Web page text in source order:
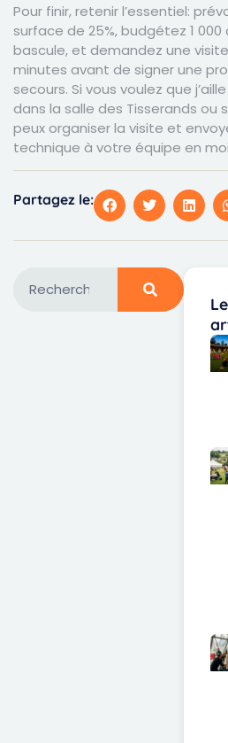
Pour finir, retenir l’essentiel:
surface de 25%, budgétez 1 000
bascule, et demandez une
minutes avant de signer une
secours. Si vous voulez que
dans la salle des Tisserands ou
peux organiser la visite et
technique à votre équipe en
Partagez le: